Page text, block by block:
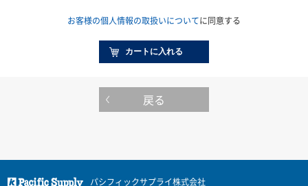
お客様の個人情報の取扱いについてに同意する
戻る
パシフィックサプライ株式会社